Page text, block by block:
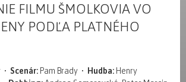
FILMU ŠMOLKOVIA VO
PODĽA PLATNÉHO
• Scenár: Pam Brady • Hudba: Henry